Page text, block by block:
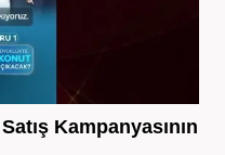
Kampanyasının